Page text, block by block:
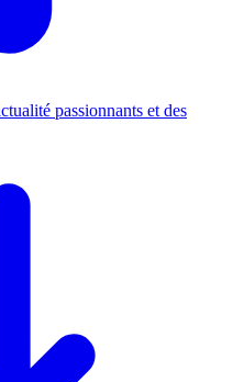
passionnants et des